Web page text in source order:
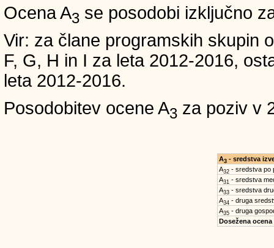
Ocena A3 se posodobi izključno
Vir: za člane programskih skupin
F, G, H in I za leta 2012-2016,
leta 2012-2016.
Posodobitev ocene A3 za poziv v
A3- sredstva
A32- sredstva po
A31 - sredstva
A33- sredstva
A34 - druga
A35- druga
Dosežena ocena